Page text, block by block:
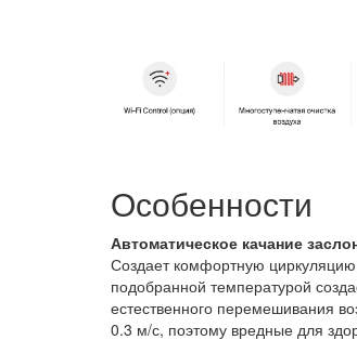
Особенности
Автоматическое качание
Создает комфортную
подобранной температурой
естественного перемешивания
0.3 м/с, поэтому вредные для